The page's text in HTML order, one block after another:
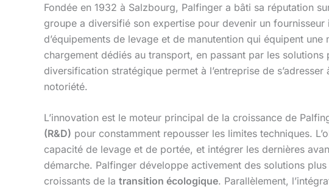
Fondée en 1932 à Salzbourg, Palfinger a bâti sa réputation
groupe a diversifié son expertise pour devenir un
d’équipements de levage et de manutention qui équipent
chargement dédiés au transport, en passant par les
diversification stratégique permet à l’entreprise de
notoriété.
L’innovation est le moteur principal de la croissance de
(R&D) pour constamment repousser les limites techniques.
capacité de levage et de portée, et intégrer les dernières
démarche. Palfinger développe activement des solutions
croissants de la transition écologique. Parallèlement,